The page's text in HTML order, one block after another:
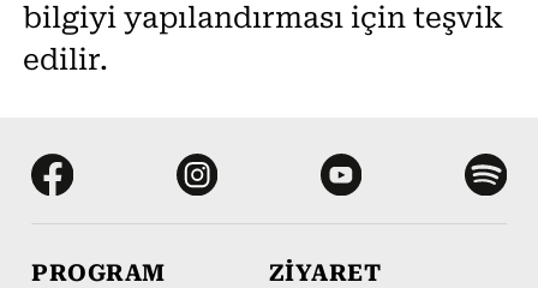
bilgiyi yapılandırması için teşvik
edilir.
PROGRAM
ZİYARET